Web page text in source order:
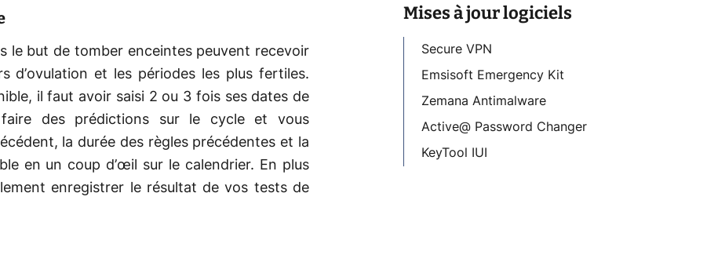
le but de tomber enceintes peuvent recevoir
d’ovulation et les périodes les plus fertiles.
il faut avoir saisi 2 ou 3 fois ses dates de
des prédictions sur le cycle et vous
la durée des règles précédentes et la
en un coup d’œil sur le calendrier. En plus
enregistrer le résultat de vos tests de
Mises à jour logiciels
Secure VPN
Emsisoft Emergency Kit
Zemana Antimalware
Active@ Password Changer
KeyTool IUI